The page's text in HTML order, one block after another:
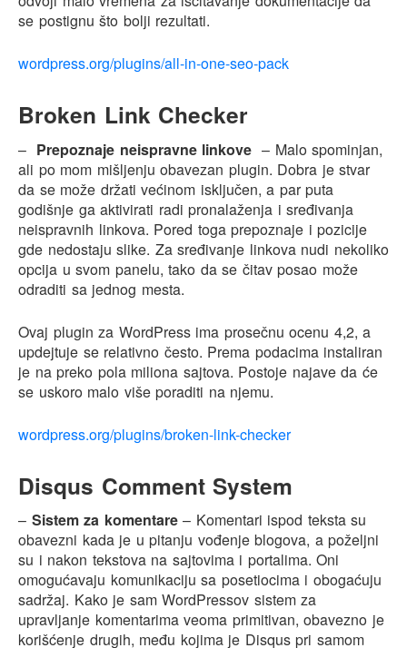
se postignu što bolji rezultati.
wordpress.org/plugins/all-in-one-seo-pack
Broken Link Checker
– Prepoznaje neispravne linkove – Malo spominjan,
ali po mom mišljenju obavezan plugin. Dobra je stvar
da se može držati većinom isključen, a par puta
godišnje ga aktivirati radi pronalaženja i sređivanja
neispravnih linkova. Pored toga prepoznaje i pozicije
gde nedostaju slike. Za sređivanje linkova nudi nekoliko
opcija u svom panelu, tako da se čitav posao može
odraditi sa jednog mesta.
Ovaj plugin za WordPress ima prosečnu ocenu 4,2, a
updejtuje se relativno često. Prema podacima instaliran
je na preko pola miliona sajtova. Postoje najave da će
se uskoro malo više poraditi na njemu.
wordpress.org/plugins/broken-link-checker
Disqus Comment System
– Sistem za komentare– Komentari ispod teksta su
obavezni kada je u pitanju vođenje blogova, a poželjni
su i nakon tekstova na sajtovima i portalima. Oni
omogućavaju komunikaciju sa posetiocima i obogaćuju
sadržaj. Kako je sam WordPressov sistem za
upravljanje komentarima veoma primitivan, obavezno je
korišćenje drugih, među kojima je Disqus pri samom